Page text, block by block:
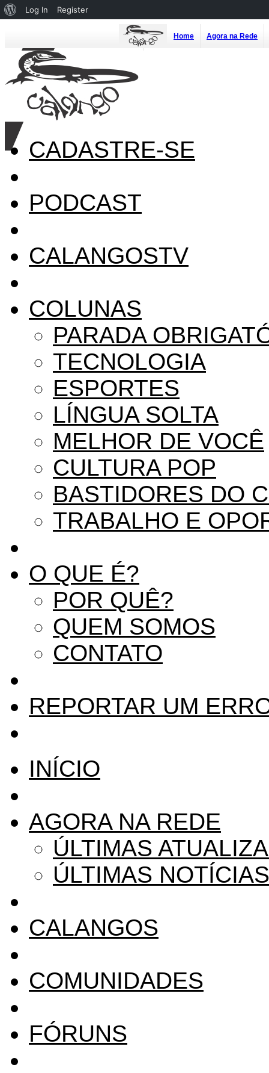
Home Agora na Rede
CADASTRE-SE
PODCAST
CALANGOSTV
COLUNAS
PARADA
TECNOLOGIA
ESPORTES
LÍNGUA SOLTA
MELHOR DE VOCÊ
CULTURA POP
BASTIDORES DO
TRABALHO E
O QUE É?
POR QUÊ?
QUEM SOMOS
CONTATO
REPORTAR UM
INÍCIO
AGORA NA REDE
ÚLTIMAS
ÚLTIMAS NOTÍCIAS
CALANGOS
COMUNIDADES
FÓRUNS
About
Log In Register